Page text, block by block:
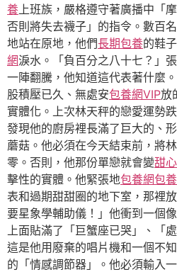
養上班族，嚴格遵守著廣播中「
否則將失去襪子」的指令。數百
地站在原地，他們長期包養的鞋
網淚水。「負百分之八十七？」
一陣翻騰，他知道這代表著什麼
股積壓已久、無處安包養網VIP放
實體化。上次林天秤的戀愛運勢
發現他的廚房裡長滿了巨大的、
蘑菇。他必須在今天結束前，將
零。否則，他那份單戀就會變甜
擊性的實體。他緊張地包養網包
表和過期甜甜圈的地下室，那裡
要星象學輔助儀！」他衝到一個
上面貼滿了「巨蟹座已哭」、「
這是他用廢棄的唱片機和一個不
的「情感調節器」。他必須輸入